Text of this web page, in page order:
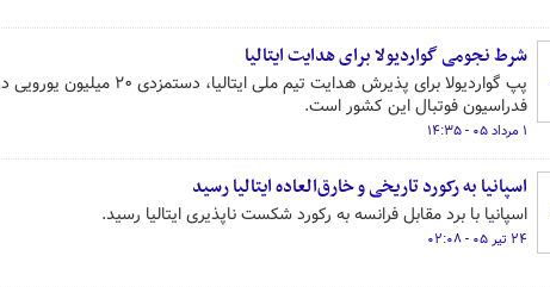
شرط نجومی گواردیولا برای هدایت ایتالیا
پپ گواردیولا برای پذیرش هدایت
فدراسیون فوتبال این کشور است.
۱ مرداد ۰۵ - ۱۴:۳۵
اسپانیا به رکورد تاریخی و خارق‌العاده ایتالیا رسید
اسپانیا با برد مقابل فرانسه به رکورد شکست ناپذیری ایتالیا رسید.
۲۴ تیر ۰۵ - ۰۲:۰۸